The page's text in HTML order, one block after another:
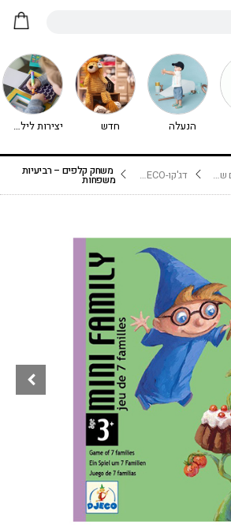
הנעלה חדש יצירות לילדים - יצירה לילדים
המותגים שלנו דג'קו-DJECO נימיגו משחק קלפים – רביעיות
משפחות